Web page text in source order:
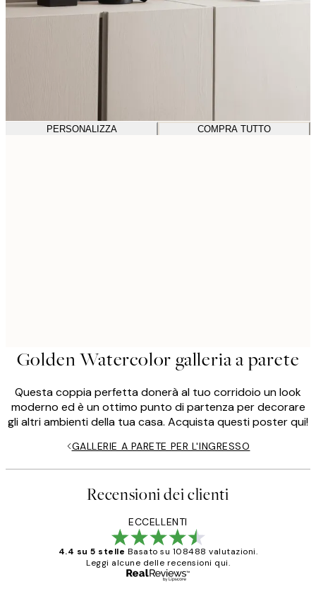
PERSONALIZZA COMPRA TUTTO
Golden Watercolor galleria a parete
Questa coppia perfetta donerà al tuo corridoio un look
moderno ed è un ottimo punto di partenza per decorare
gli altri ambienti della tua casa. Acquista questi poster qui!
GALLERIE A PARETE PER L'INGRESSO
Recensioni dei clienti
ECCELLENTI
4.4 su 5 stelle Basato su 108488 valutazioni.
Leggi alcune delle recensioni qui.